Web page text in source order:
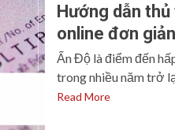
Hướng dẫn
online đơn
Ấn Độ là điểm đến
trong nhiều năm trở
Read More